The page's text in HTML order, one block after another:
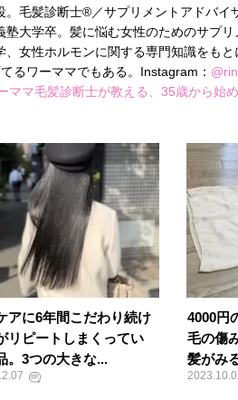
。毛髪診断士®／サプリメントアドバイ
大学卒。髪に悩む女性のためのサプリ
、女性ホルモンに関する専門知識をも
るワーママでもある。Instagram：
ママ毛髪診断士が教える、35歳から始
アに6年間こだわり続け
リピートしまくってい
。3つの大きな...
4000円
毛の傷
髪がみ